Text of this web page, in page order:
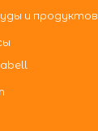
и продуктов